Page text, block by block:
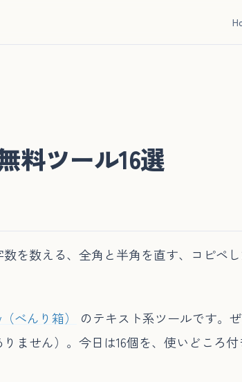
料ツール16選
を数える、全角と半角を直す、コピペ
べんり箱）
のテキスト系ツールです。
せん）。今日は16個を、使いどころ付